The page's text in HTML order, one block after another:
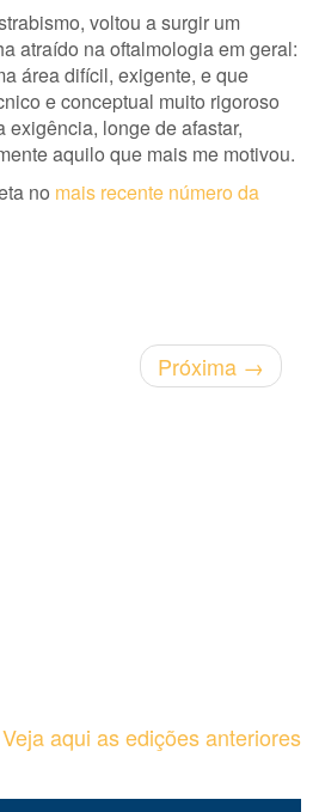
voltou a surgir um
atraído na oftalmologia em geral:
área difícil, exigente, e que
e conceptual muito rigoroso
exigência, longe de afastar,
aquilo que mais me motivou.
no mais recente número da
Próxima →
Veja aqui as edições anteriores